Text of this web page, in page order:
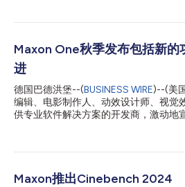
之际，这个春季版本包含了新的创造力
亮点包括： Cinema 4D Cinema 4D
家和动效设计师能够轻松创建复杂的场
粒子直观地设计粒子模拟！与C4D的统
可以控制发射模式，精确修改行为，并
（包括烟火、布料、柔体和刚体）协调
子场景，或通过Alembic缓存和导出粒
了新的Cinema 4D粒子预设，为艺术家
Maxon One秋季发布包括新的
进
德国巴德洪堡--(BUSINESS WIRE)--(美
编辑、电影制作人、动效设计师、视觉
供专业软件解决方案的开发商，激动地
更具“艺术指导性”的Pyro工作流程。
Stroke创建粒子轨迹。VFX 2024为照明
Maxon推出Cinebench 2024